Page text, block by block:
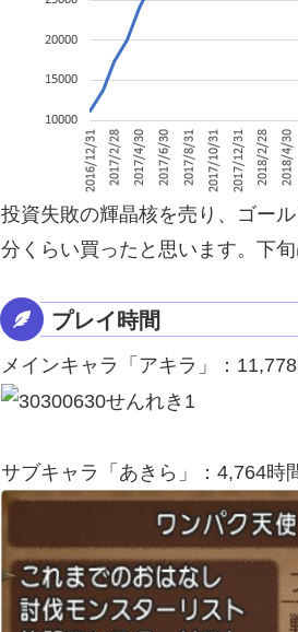
投資失敗の輝晶核を売り、ゴー
分くらい買ったと思います。下
プレイ時間
メインキャラ「アキラ」：
サブキャラ「あきら」：4,764時